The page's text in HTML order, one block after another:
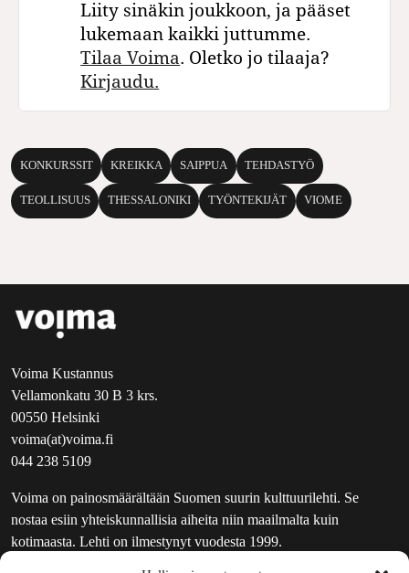
Liity sinäkin joukkoon, ja pääset
lukemaan kaikki juttumme.
Tilaa Voima. Oletko jo tilaaja?
Kirjaudu.
KONKURSSIT KREIKKA SAIPPUA TEHDASTYÖ
TEOLLISUUS THESSALONIKI TYÖNTEKIJÄT VIOME
Voima Kustannus
Vellamonkatu 30 B 3 krs.
00550 Helsinki
voima(at)voima.fi
044 238 5109
Voima on painosmäärältään Suomen suurin kulttuurilehti. Se
nostaa esiin yhteiskunnallisia aiheita niin maailmalta kuin
kotimaasta. Lehti on ilmestynyt vuodesta 1999.